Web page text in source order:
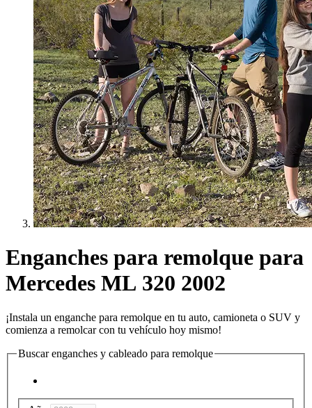
Enganches para remolque para
Mercedes ML 320 2002
¡Instala un enganche para remolque en tu auto, camioneta o SUV y
comienza a remolcar con tu vehículo hoy mismo!
Buscar enganches y cableado para remolque